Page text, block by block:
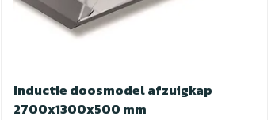
Inductie doosmodel afzuigkap
2700x1300x500 mm